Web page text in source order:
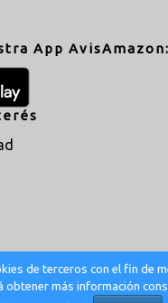
App AvisAmazon:
© @ 2019 -
de terceros con el fin de
obtener más información